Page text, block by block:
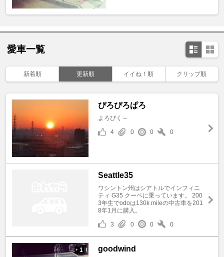
愛車一覧
新着順 更新順 イイね！順 クリップ順
ぴろぴろぱろ
よろぴく～
4
0 0 0
Seattle35
ワシントン州はシアトルでインフィニ
ティ G35 クーペに乗っています。 200
3年生でodoは130k mileの中古車を201
8年1月に購入。
3
0 0 0
+ 1 goodwind